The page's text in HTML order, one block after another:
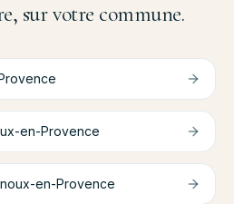
sur votre commune.
en-Provence
en-Provence